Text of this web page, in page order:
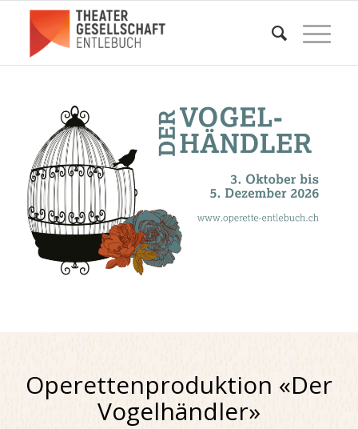
Operettenproduktion «Der
Vogelhändler»